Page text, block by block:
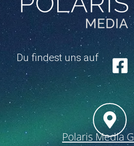
Du findest uns auf
Polaris Media